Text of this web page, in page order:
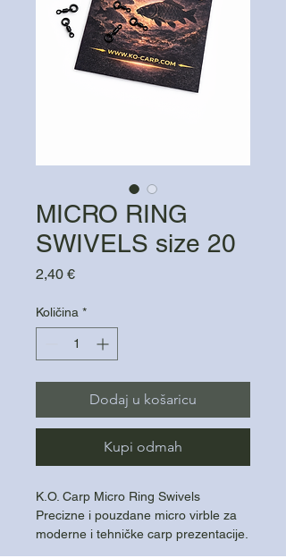
MICRO RING
SWIVELS size 20
2,40 €Cijena
Količina *
Dodaj u košaricu
Kupi odmah
K.O. Carp Micro Ring Swivels
Precizne i pouzdane micro virble za
moderne i tehničke carp prezentacije.
Veličina 20